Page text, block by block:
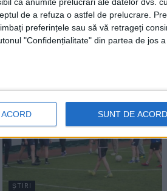
ca anumite prelucrări ale datelor dvs.
de a refuza o astfel de prelucrare.
preferințele sau să vă retrageți
"Confidențialitate" din partea de jos
SUNT DE ACORD
ŞTIRI